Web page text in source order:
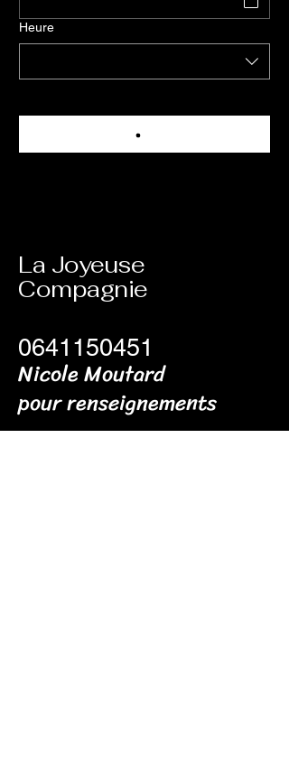
Heure
La Joyeuse
Compagnie
0641150451
Nicole Moutard
pour renseignements